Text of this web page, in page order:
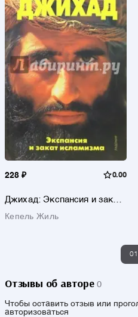
228 ₽ 0.00
Джихад: Экспансия и закат
Кепель Жиль
01
Отзывы об авторе 0
Чтобы оставить отзыв или
авторизоваться